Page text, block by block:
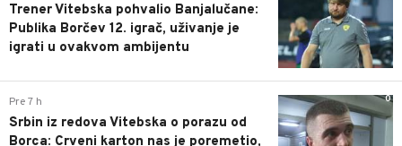
Trener Vitebska pohvalio Banjalučane:
Publika Borčev 12. igrač, uživanje je
igrati u ovakvom ambijentu
0
Pre 7 h
Srbin iz redova Vitebska o porazu od
Borca: Crveni karton nas je poremetio,